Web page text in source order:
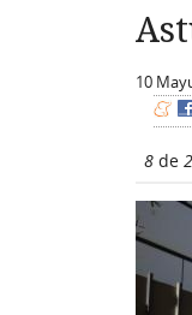
10
8 de